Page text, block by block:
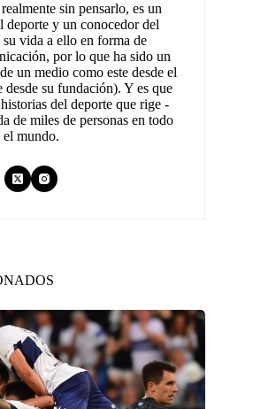
sin pensarlo, es un
deporte y un conocedor del
vida a ello en forma de
por lo que ha sido un
un medio como este desde el
desde su fundación). Y es que
del deporte que rige -
de miles de personas en todo
el mundo.